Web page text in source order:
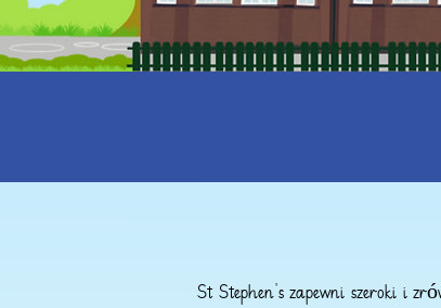
St Stephen's zapewni szeroki i